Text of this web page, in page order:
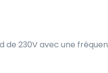
de 230V avec une